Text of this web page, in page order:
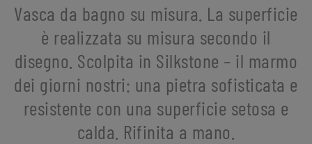
Vasca da bagno su misura. La superficie
è realizzata su misura secondo il
disegno. Scolpita in Silkstone – il marmo
dei giorni nostri: una pietra sofisticata e
resistente con una superficie setosa e
calda. Rifinita a mano.